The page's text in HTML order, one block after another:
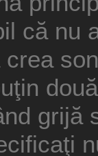
că nu
grijă